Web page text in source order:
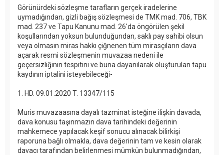
Görünürdeki sözleşme tarafların gerçek iradelerine
uymadığından, gizli bağış sözleşmesi de TMK mad. 706, TBK
mad. 237 ve Tapu Kanunu mad. 26'da öngörülen şekil
koşullarından yoksun bulunduğundan, saklı pay sahibi olsun
veya olmasın miras hakkı çiğnenen tüm mirasçıların dava
açarak resmi sözleşmenin muvazaa nedeni ile
geçersizliğinin tespitini ve buna dayanılarak oluşturulan tapu
kaydının iptalini isteyebileceği-
1. HD. 09.01.2020 T. 13347/115
Muris muvazaasına dayalı tazminat isteğine ilişkin davada,
dava konusu taşınmazın dava tarihindeki değerinin
mahkemece yapılacak keşif sonucu alınacak bilirkişi
raporuna bağlı olmakla, dava değerinin tam ve kesin olarak
davacı tarafından belirlenmesi mümkün bulunmadığından,